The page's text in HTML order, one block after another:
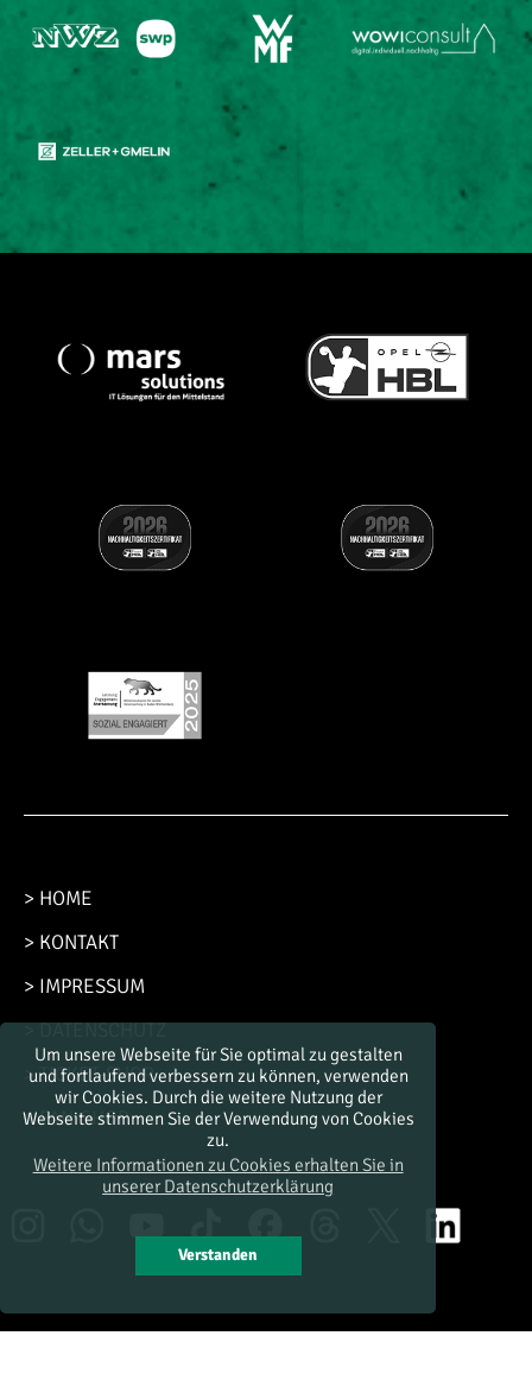
Um unsere Webseite für Sie optimal zu gestalten
und fortlaufend verbessern zu können, verwenden
wir Cookies. Durch die weitere Nutzung der
Webseite stimmen Sie der Verwendung von Cookies
zu.
Weitere Informationen zu Cookies erhalten Sie in
unserer Datenschutzerklärung
Verstanden
> HOME
> KONTAKT
> IMPRESSUM
> DATENSCHUTZ
> TICKET-SHOP
> FAN-SHOP